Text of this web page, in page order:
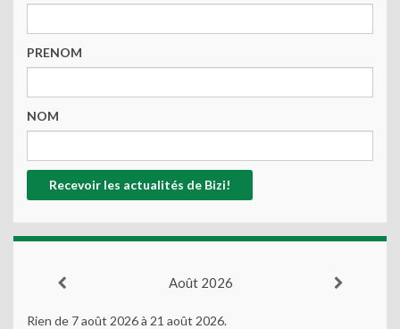
PRENOM
NOM
Août 2026
Rien de 7 août 2026 à 21 août 2026.